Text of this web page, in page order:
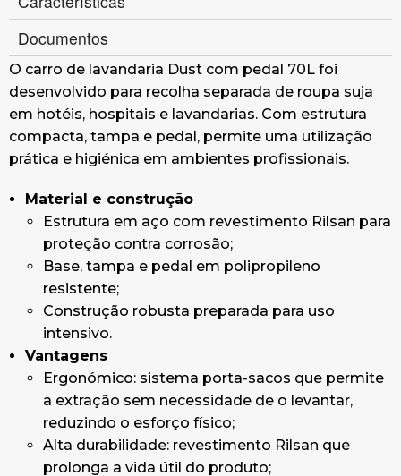
Documentos
O carro de lavandaria Dust com pedal 70L foi
desenvolvido para recolha separada de roupa suja
em hotéis, hospitais e lavandarias. Com estrutura
compacta, tampa e pedal, permite uma utilização
prática e higiénica em ambientes profissionais.
Material e construção
Estrutura em aço com revestimento Rilsan para
proteção contra corrosão;
Base, tampa e pedal em polipropileno
resistente;
Construção robusta preparada para uso
intensivo.
Vantagens
Ergonómico: sistema porta-sacos que permite
a extração sem necessidade de o levantar,
reduzindo o esforço físico;
Alta durabilidade: revestimento Rilsan que
prolonga a vida útil do produto;